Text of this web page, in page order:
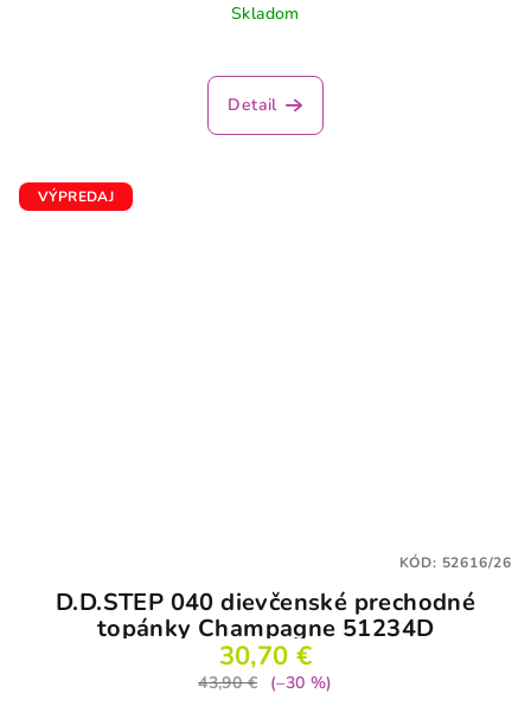
Skladom
Detail
VÝPREDAJ
D.D.STEP 040 dievčenské prechodné
topánky Champagne 51234D
30,70 €
43,90 €
(–30 %)
KÓD: 52616/26